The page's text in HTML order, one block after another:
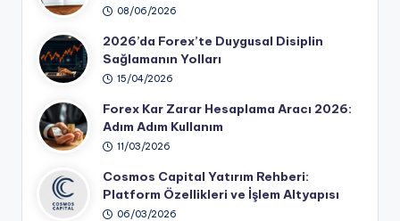
08/06/2026
2026’da Forex’te Duygusal Disiplin
Sağlamanın Yolları
15/04/2026
Forex Kar Zarar Hesaplama Aracı 2026:
Adım Adım Kullanım
11/03/2026
Cosmos Capital Yatırım Rehberi:
Platform Özellikleri ve İşlem Altyapısı
06/03/2026